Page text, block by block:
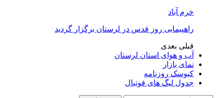
خرم آباد
راهپیمایی روز قدس در لرستان برگزار گردید
قبلی بعدی
آب و هوای استان لرستان
نمای بازار
کیوسک روزنامه
جدول لیگ های فوتبال